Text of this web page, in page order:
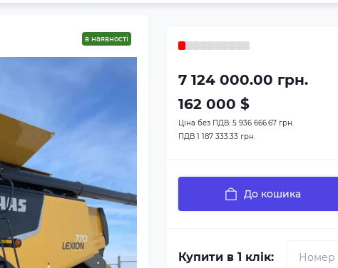
в наявності
7 124 000.00 грн.
162 000 $
Ціна без ПДВ: 5 936 666.67 грн.
ПДВ 1 187 333.33 грн.
До кошика
Купити в 1 клік: